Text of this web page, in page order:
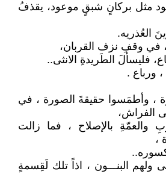
مثل بركانٍ شبقٍ موعود، يقذفُ
العُذريه.
، في وقفِ نزف القربان،
فليسألَ الطَريدةِ الانثى..
، ورباع .
، وأطمَسوا حقيقةَ الصورة ، في
الفراش،
والعمّةِ بالإصلاح ، فما زالت
،
ولهم البنـــون ، اذاً تلك لَقِسمةٍ